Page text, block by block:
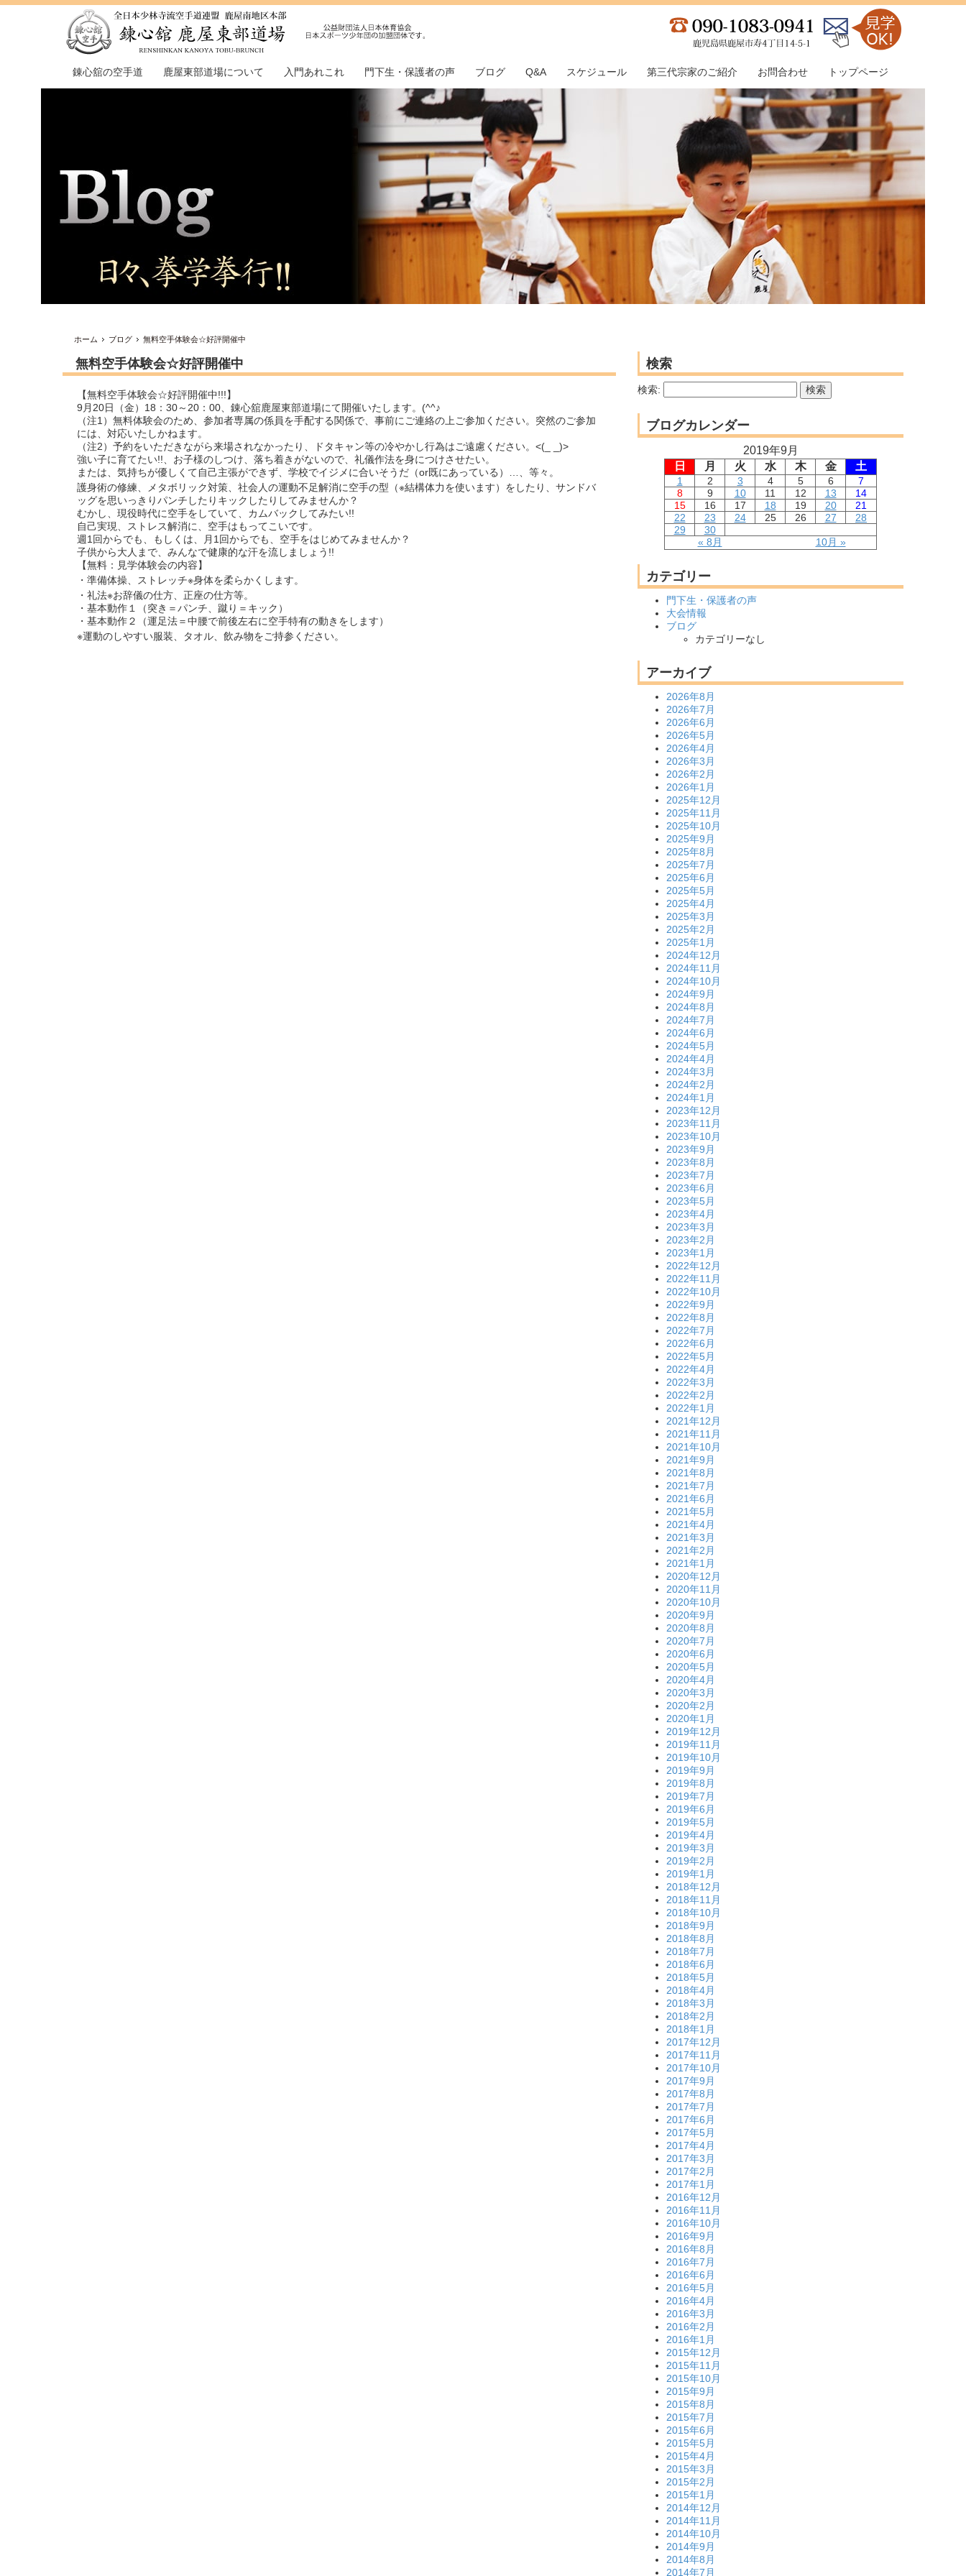
錬心舘の空手道 鹿屋東部道場について 入門あれこれ 門下生・保護者の声 ブログ Q&A スケジュール 第三代宗家のご紹介 お問合わせ トップページ
ホーム ブログ 無料空手体験会☆好評開催中
無料空手体験会☆好評開催中
【無料空手体験会☆好評開催中!!!】
9月20日（金）18：30～20：00、錬心舘鹿屋東部道場にて開催いたします。(^^♪
（注1）無料体験会のため、参加者専属の係員を手配する関係で、事前にご連絡の上ご参加ください。突然のご参加
には、対応いたしかねます。
（注2）予約をいただきながら来場されなかったり、ドタキャン等の冷やかし行為はご遠慮ください。<(_ _)>
強い子に育てたい!!、お子様のしつけ、落ち着きがないので、礼儀作法を身につけさせたい。
または、気持ちが優しくて自己主張ができず、学校でイジメに合いそうだ（or既にあっている）…、等々。
護身術の修練、メタボリック対策、社会人の運動不足解消に空手の型（※結構体力を使います）をしたり、サンドバ
ッグを思いっきりパンチしたりキックしたりしてみませんか？
むかし、現役時代に空手をしていて、カムバックしてみたい!!
自己実現、ストレス解消に、空手はもってこいです。
週1回からでも、もしくは、月1回からでも、空手をはじめてみませんか？
子供から大人まで、みんなで健康的な汗を流しましょう!!
【無料：見学体験会の内容】
・準備体操、ストレッチ※身体を柔らかくします。
・礼法※お辞儀の仕方、正座の仕方等。
・基本動作１（突き＝パンチ、蹴り＝キック）
・基本動作２（運足法＝中腰で前後左右に空手特有の動きをします）
※運動のしやすい服装、タオル、飲み物をご持参ください。
検索
検索:
ブログカレンダー
2019年9月
日
月 火 水 木 金 土
« 8月 10月 »
1 2 3 4 5 6
7
8
9 10 11 12 13
14
15
16 17 18 19 20
21
22
23 24 25 26 27
28
29
30
カテゴリー
門下生・保護者の声
大会情報
ブログ
カテゴリーなし
アーカイブ
2026年8月
2026年7月
2026年6月
2026年5月
2026年4月
2026年3月
2026年2月
2026年1月
2025年12月
2025年11月
2025年10月
2025年9月
2025年8月
2025年7月
2025年6月
2025年5月
2025年4月
2025年3月
2025年2月
2025年1月
2024年12月
2024年11月
2024年10月
2024年9月
2024年8月
2024年7月
2024年6月
2024年5月
2024年4月
2024年3月
2024年2月
2024年1月
2023年12月
2023年11月
2023年10月
2023年9月
2023年8月
2023年7月
2023年6月
2023年5月
2023年4月
2023年3月
2023年2月
2023年1月
2022年12月
2022年11月
2022年10月
2022年9月
2022年8月
2022年7月
2022年6月
2022年5月
2022年4月
2022年3月
2022年2月
2022年1月
2021年12月
2021年11月
2021年10月
2021年9月
2021年8月
2021年7月
2021年6月
2021年5月
2021年4月
2021年3月
2021年2月
2021年1月
2020年12月
2020年11月
2020年10月
2020年9月
2020年8月
2020年7月
2020年6月
2020年5月
2020年4月
2020年3月
2020年2月
2020年1月
2019年12月
2019年11月
2019年10月
2019年9月
2019年8月
2019年7月
2019年6月
2019年5月
2019年4月
2019年3月
2019年2月
2019年1月
2018年12月
2018年11月
2018年10月
2018年9月
2018年8月
2018年7月
2018年6月
2018年5月
2018年4月
2018年3月
2018年2月
2018年1月
2017年12月
2017年11月
2017年10月
2017年9月
2017年8月
2017年7月
2017年6月
2017年5月
2017年4月
2017年3月
2017年2月
2017年1月
2016年12月
2016年11月
2016年10月
2016年9月
2016年8月
2016年7月
2016年6月
2016年5月
2016年4月
2016年3月
2016年2月
2016年1月
2015年12月
2015年11月
2015年10月
2015年9月
2015年8月
2015年7月
2015年6月
2015年5月
2015年4月
2015年3月
2015年2月
2015年1月
2014年12月
2014年11月
2014年10月
2014年9月
2014年8月
2014年7月